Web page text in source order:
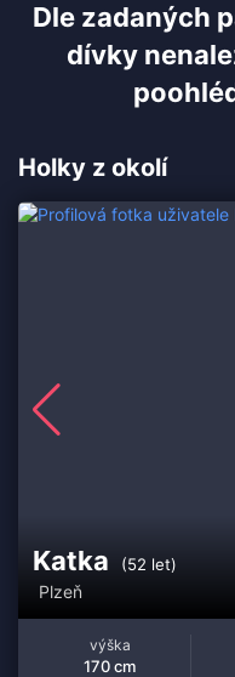
Dle zadaných
dívky
Holky z okolí
Katka (52 let)
Plzeň
výška
170 cm